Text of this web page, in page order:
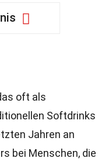
oft als
Softdrinks
Jahren an
bei Menschen, die